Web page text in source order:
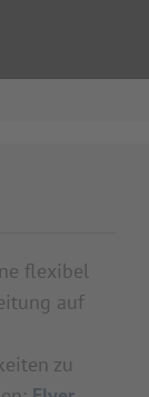
flexibel
auf
zu